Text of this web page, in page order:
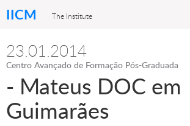
IICM The Institute
23.01.2014
Centro Avançado de Formação Pós-Graduada
- Mateus DOC em
Guimarães